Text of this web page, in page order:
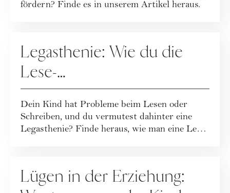
fördern? Finde es in unserem Artikel heraus.
Legasthenie: Wie du die
Lese-
Rechtschreibschwäche bei
Kindern erkennst
Dein Kind hat Probleme beim Lesen oder
Schreiben, und du vermutest dahinter eine
Legasthenie? Finde heraus, wie man eine Lese-
Lügen in der Erziehung: